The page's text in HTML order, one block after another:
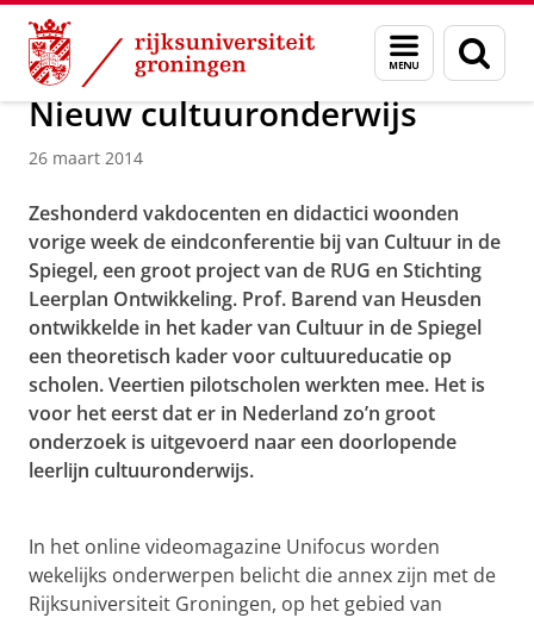
Skip
Content
Skip
Navigation
Menu
en
zoeken
Over ons
Nieuw cultuuronderwijs
26 maart 2014
Zeshonderd vakdocenten en didactici woonden
vorige week de eindconferentie bij van Cultuur in de
Spiegel, een groot project van de RUG en Stichting
Leerplan Ontwikkeling. Prof. Barend van Heusden
ontwikkelde in het kader van Cultuur in de Spiegel
een theoretisch kader voor cultuureducatie op
scholen. Veertien pilotscholen werkten mee. Het is
voor het eerst dat er in Nederland zo’n groot
onderzoek is uitgevoerd naar een doorlopende
leerlijn cultuuronderwijs.
In het online videomagazine Unifocus worden
wekelijks onderwerpen belicht die annex zijn met de
Rijksuniversiteit Groningen, op het gebied van